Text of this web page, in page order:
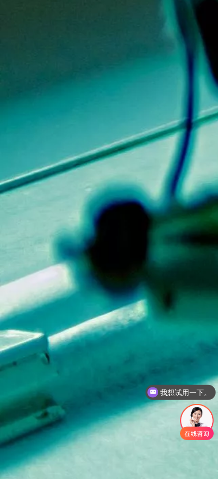
私有化如何部署？